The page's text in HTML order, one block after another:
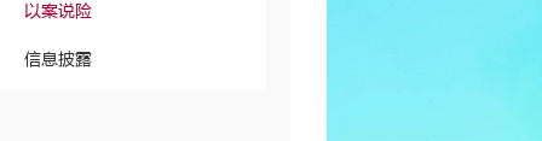
以案说险
信息披露